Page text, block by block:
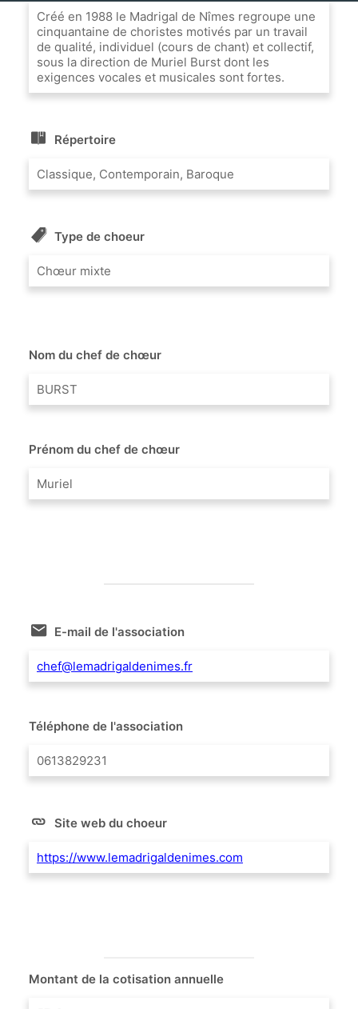
Créé en 1988 le Madrigal de Nîmes regroupe une
cinquantaine de choristes motivés par un travail
de qualité, individuel (cours de chant) et collectif,
sous la direction de Muriel Burst dont les
exigences vocales et musicales sont fortes.
Répertoire
Classique, Contemporain, Baroque
Type de choeur
Chœur mixte
Nom du chef de chœur
BURST
Prénom du chef de chœur
Muriel
E-mail de l'association
chef@lemadrigaldenimes.fr
Téléphone de l'association
0613829231
Site web du choeur
https://www.lemadrigaldenimes.com
Montant de la cotisation annuelle